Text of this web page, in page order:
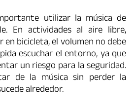
utilizar la música de
En actividades al aire libre,
bicicleta, el volumen no debe
escuchar el entorno, ya que
un riesgo para la seguridad.
de la música sin perder la
alrededor.